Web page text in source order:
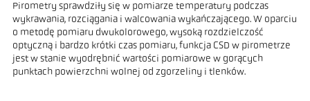
Pirometry sprawdziły się w pomiarze temperatury podczas
wykrawania, rozciągania i walcowania wykańczającego. W oparciu
o metodę pomiaru dwukolorowego, wysoką rozdzielczość
optyczną i bardzo krótki czas pomiaru, funkcja CSD w pirometrze
jest w stanie wyodrębnić wartości pomiarowe w gorących
punktach powierzchni wolnej od zgorzeliny i tlenków.